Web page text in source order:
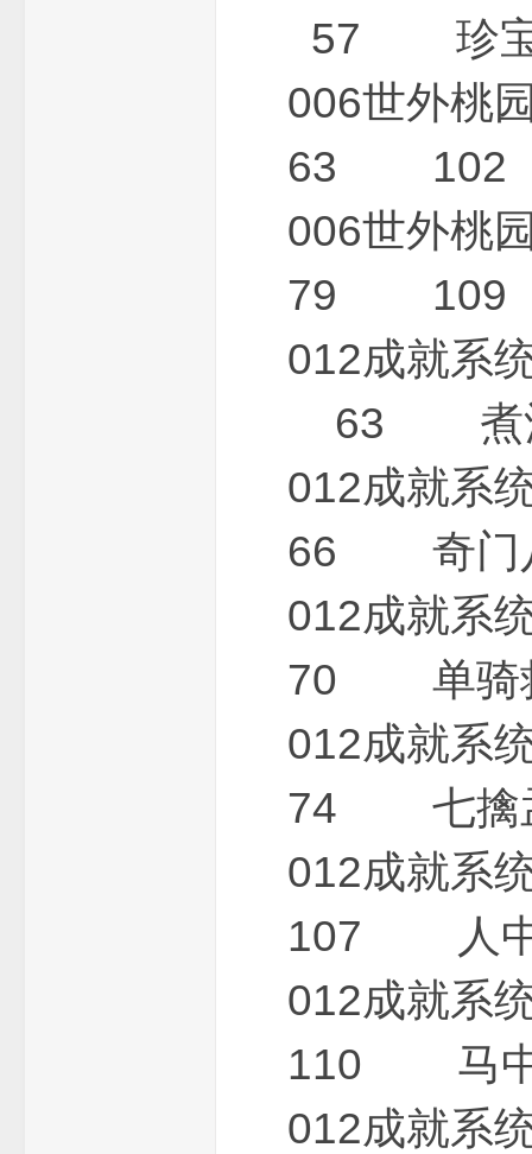
57 珍
006世
63 102
006世
79 109
012成就
63 煮
012成
66 奇
012成
70 单
012成
74 七
012成
107 人
012成
110 马
012成